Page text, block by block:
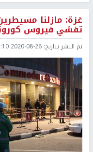
غزة: مازلنا
تفشي فيروس
تم النشر بتاريخ: 2020-08-26 21:10